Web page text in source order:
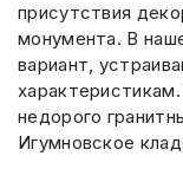
присутствия
монумента. В
вариант,
недорого
Игумновское